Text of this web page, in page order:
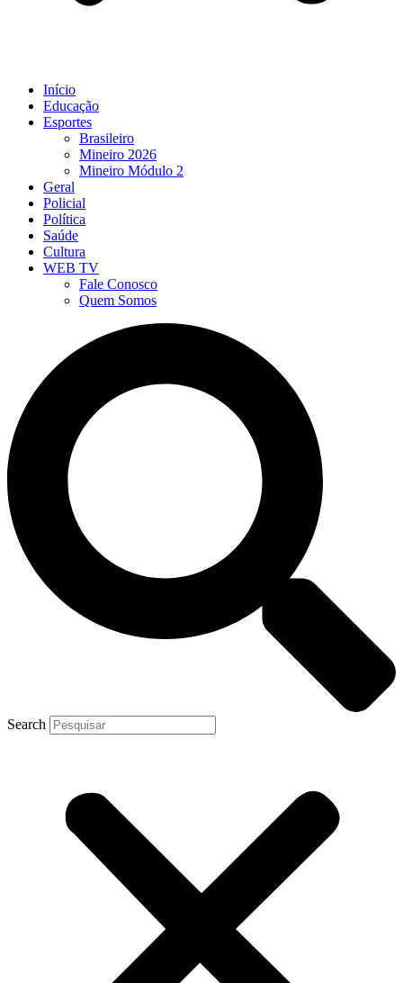
Início
Educação
Esportes
Brasileiro
Mineiro 2026
Mineiro Módulo 2
Geral
Policial
Política
Saúde
Cultura
WEB TV
Fale Conosco
Quem Somos
Search